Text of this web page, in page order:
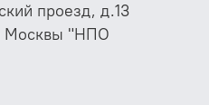
проезд, д.13
Москвы "НПО